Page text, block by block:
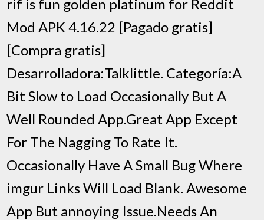
rif is fun golden platinum for Reddit
Mod APK 4.16.22 [Pagado gratis]
[Compra gratis]
Desarrolladora:Talklittle. Categoría:A
Bit Slow to Load Occasionally But A
Well Rounded App.Great App Except
For The Nagging To Rate It.
Occasionally Have A Small Bug Where
imgur Links Will Load Blank. Awesome
App But annoying Issue.Needs An